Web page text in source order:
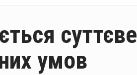
суттєве
умов